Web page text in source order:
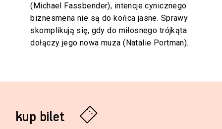
kup bilet
(Michael Fassbender), intencje cynicznego
biznesmena nie są do końca jasne. Sprawy
skomplikują się, gdy do miłosnego trójkąta
dołączy jego nowa muza (Natalie Portman).